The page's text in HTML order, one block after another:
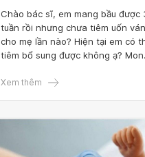
Chào bác sĩ, em mang bầu được
tuần rồi nhưng chưa tiêm uốn ván
cho mẹ lần nào? Hiện tại em có
tiêm bổ sung được không ạ?
Xem thêm